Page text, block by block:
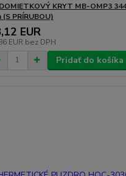
KRYT MB-OMP3
(S PRÍRUBOU)
EUR
EUR bez DPH
Pridať do košíka